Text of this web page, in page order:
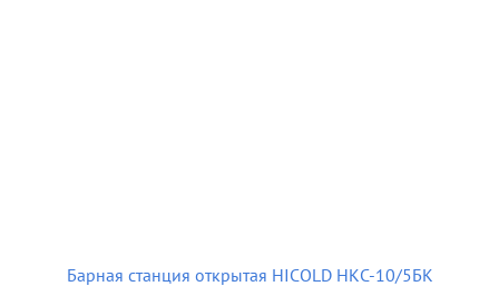
Барная станция открытая HICOLD НКС-10/5БК